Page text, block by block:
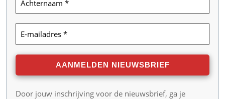
Door jouw inschrijving voor de nieuwsbrief, ga je